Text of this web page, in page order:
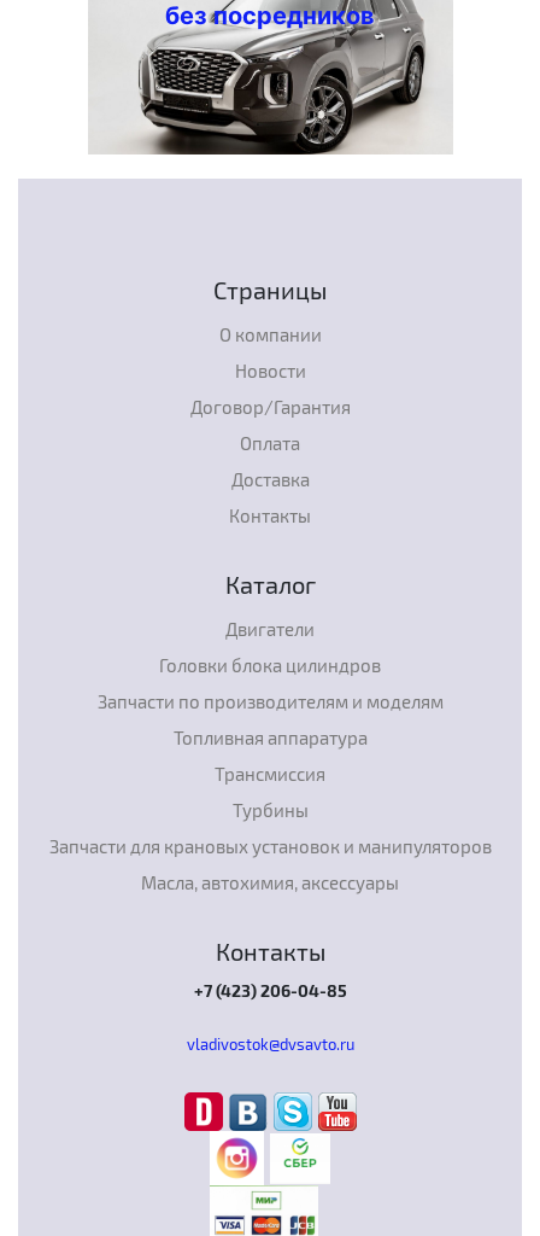
без посредников
Страницы
О компании
Новости
Договор/Гарантия
Оплата
Доставка
Контакты
Каталог
Двигатели
Головки блока цилиндров
Запчасти по производителям и моделям
Топливная аппаратура
Трансмиссия
Турбины
Запчасти для крановых установок и манипуляторов
Масла, автохимия, аксессуары
Контакты
+7 (423) 206-04-85
vladivostok@dvsavto.ru